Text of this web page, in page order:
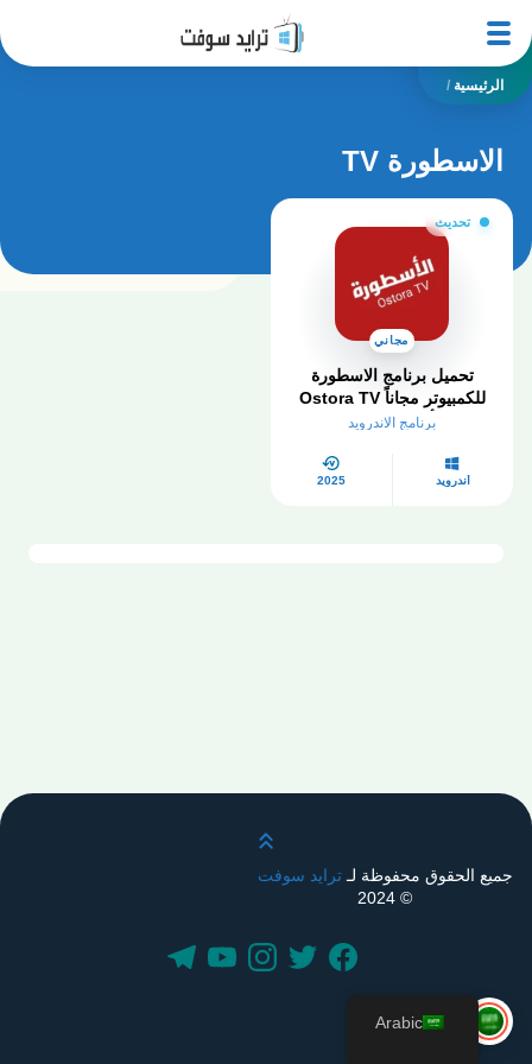
الرئيسية /
الاسطورة TV
تحديث
مجاني
تحميل برنامج الاسطورة
للكمبيوتر مجاناً Ostora TV
برنامج الاندرويد
أندرويد 2025
قم بالتمرير لأعلى
جميع الحقوق محفوظة لـترايد سوفت
© 2024
Arabic